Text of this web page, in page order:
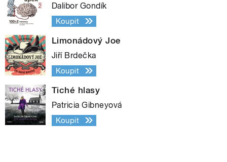
Dalibor Gondík
Koupit
Limonádový Joe
Jiří Brdečka
Koupit
Tiché hlasy
Patricia Gibneyová
Koupit